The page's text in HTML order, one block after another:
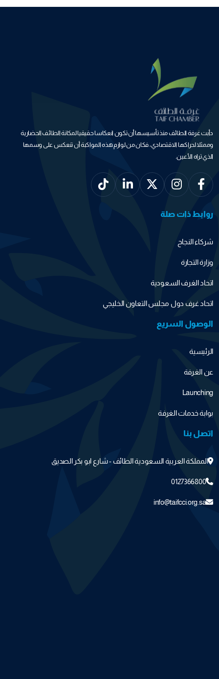
دأبت غرفة الطائف منذ تأسيسها أن تكون انعكاسا حقيقيا لمكانة الطائف الحضارية
وممثلا لحراكها الاقتصادي، فكان من لوازم هذه المواكبة أن تنعكس على وسمها
الذي تراه الأعين.
روابط ذات صلة
شركاء النجاح
وزارة التجارة
اتحاد الغرف السعودية
اتحاد غرف دول مجلس التعاون الخليجي
الوصول السريع
الرئيسية
عن الغرفة
Launching
بوابة خدمات الغرفة
اتصل بنا
المملكة العربية السعودية الطائف - شارع ابو بكر الصديق
0127366800
info@taifcci.org.sa